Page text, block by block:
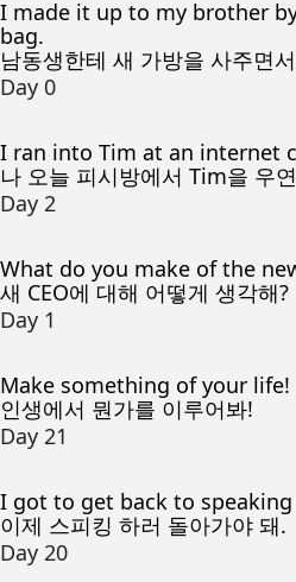
I made it up to my brother
bag.
남동생한테 새 가방을 사주면
Day 0
I ran into Tim at an internet
나 오늘 피시방에서 Tim을 우
Day 2
What do you make of the
새 CEO에 대해 어떻게 생각해?
Day 1
Make something of your life!
인생에서 뭔가를 이루어봐!
Day 21
I got to get back to speaking
이제 스피킹 하러 돌아가야 돼.
Day 20